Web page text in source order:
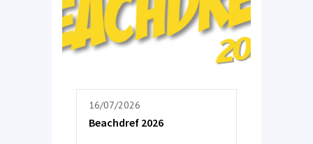
16/07/2026
Beachdref 2026